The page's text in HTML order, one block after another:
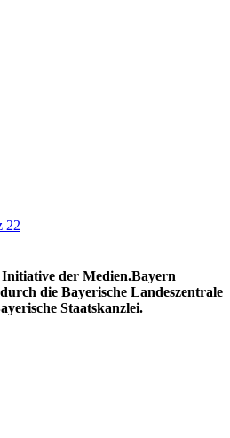
22
der Medien.Bayern
die Bayerische Landeszentrale
Staatskanzlei.